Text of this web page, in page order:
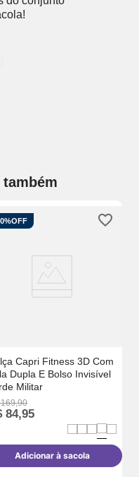
OFF
Capri Fitness 3D Com
Dupla E Bolso Invisível
Militar
169,90
84,95
Adicionar à sacola